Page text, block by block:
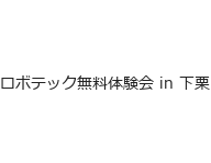
ロボテック無料体験会 in 下栗